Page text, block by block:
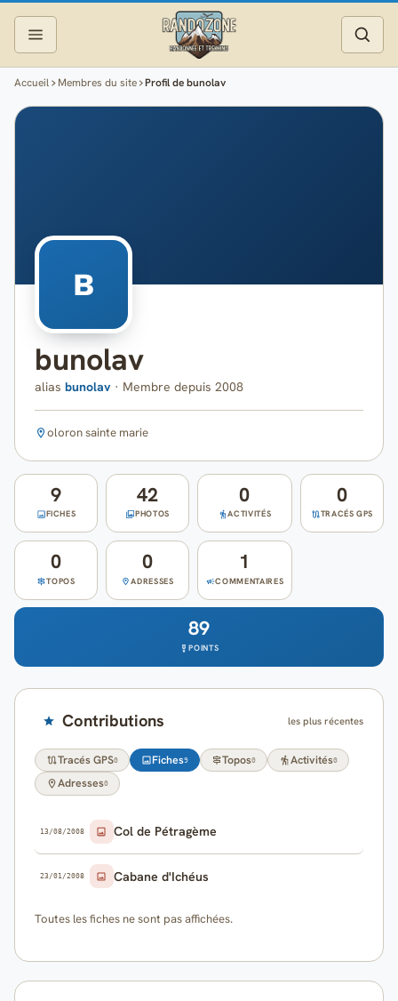
Topos
Reportages
Matériel
Services
Cartes
Blog
Mon compte
Accueil Membres du site Profil de bunolav
B
bunolav
aliasbunolav · Membre depuis 2008
oloron sainte marie
9
FICHES
42
PHOTOS
0
ACTIVITÉS
0
TRACÉS GPS
0
TOPOS
0
ADRESSES
1
COMMENTAIRES
89
POINTS
Contributions les plus récentes
Tracés GPS0 Fiches9 Topos0 Activités0
Adresses0
13/08/2008 Col de Pétragème
23/01/2008 Cabane d'Ichéus
Toutes les fiches ne sont pas affichées.